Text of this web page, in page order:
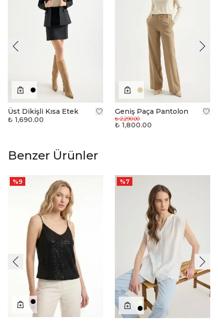
Üst Dikişli Kısa Etek
₺ 1,690.00
Geniş Paça Pantolon
₺ 2,290.00
₺ 1,800.00
Benzer Ürünler
%9 %7